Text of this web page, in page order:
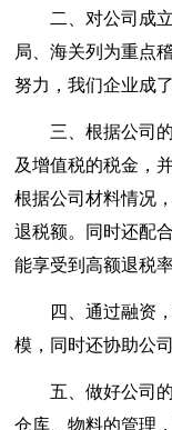
二、对公司成立
局、海关列为重点
努力，我们企业成
三、根据公司的
及增值税的税金，
根据公司材料情况
退税额。同时还配
能享受到高额退税率
四、通过融资，
模，同时还协助公
五、做好公司的
仓库、物料的管理